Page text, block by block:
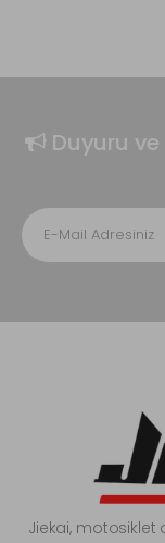
Duyuru
Jiekai, motosiklet